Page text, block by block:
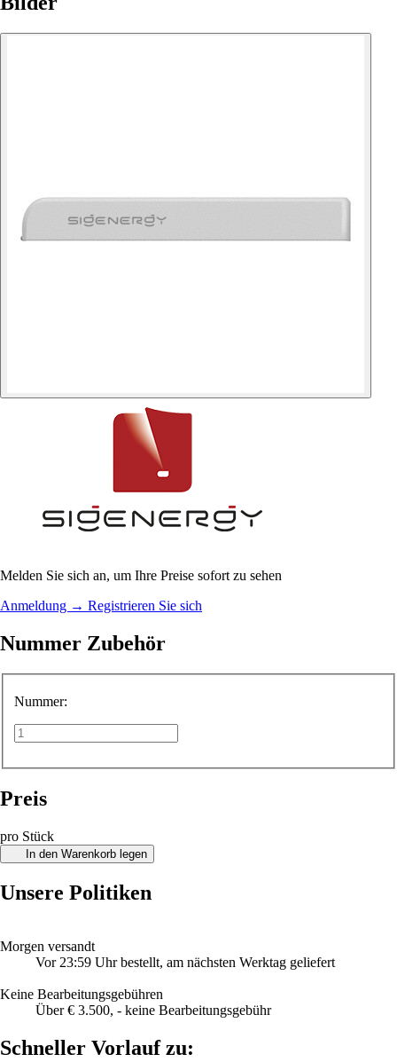
Melden Sie sich an, um Ihre Preise sofort zu sehen
Anmeldung → Registrieren Sie sich
Nummer Zubehör
Nummer:
Preis
pro Stück
In den Warenkorb legen
Unsere Politiken
Morgen versandt
Vor 23:59 Uhr bestellt, am nächsten Werktag geliefert
Keine Bearbeitungsgebühren
Über € 3.500, - keine Bearbeitungsgebühr
Schneller Vorlauf zu: